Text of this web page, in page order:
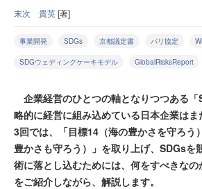
末次 貴英[著]
事業開発 SDGs 京都議定書 パリ協定
SDGウェディングケーキモデル GlobalRisksReport
企業経営のひとつの軸となりつつある
略的に経営に組み込めている日本企業は
3回では、「目標14（海の豊かさを守ろう
豊かさも守ろう）」を取り上げ、SDGsを
術に落とし込むためには、何をすべきな
をご紹介しながら、解説します。